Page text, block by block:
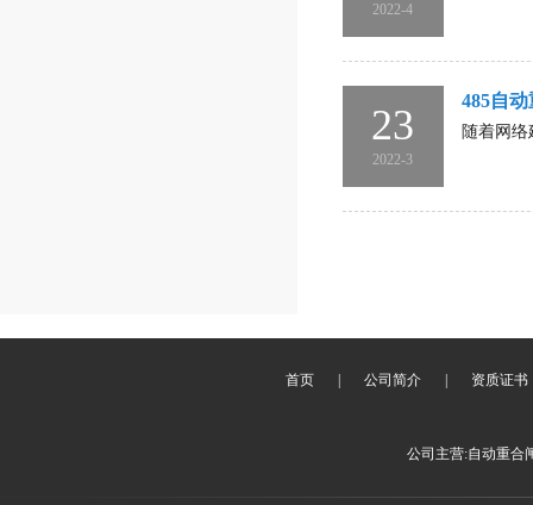
2022-4
23
2022-3
485自
随着网
首页 公司简介 资质证书
公司主营:自动重合